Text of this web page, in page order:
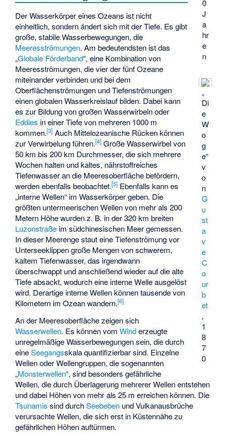
0
J
a
hr
e
n
„
Di
e
W
o
g
e“
v
o
n
G
u
st
a
v
e
C
o
ur
b
et
,
1
8
7
0
Der Wasserkörper eines Ozeans ist nicht
einheitlich, sondern ändert sich mit der Tiefe. Es gibt
große, stabile Wasserbewegungen, die
Meeresströmungen. Am bedeutendsten ist das
„Globale Förderband“, eine Kombination von
Meeresströmungen, die vier der fünf Ozeane
miteinander verbinden und bei dem
Oberflächenströmungen und Tiefenströmungen
einen globalen Wasserkreislauf bilden. Dabei kann
es zur Bildung von großen Wasserwirbeln oder
Eddies in einer Tiefe von mehreren 1000 m
kommen.[3] Auch Mittelozeanische Rücken können
zur Verwirbelung führen.[4] Große Wasserwirbel von
50 km bis 200 km Durchmesser, die sich mehrere
Wochen halten und kaltes, nährstoffreiches
Tiefenwasseran die Meeresoberfläche befördern,
werden ebenfalls beobachtet.[5] Ebenfalls kann es
„interne Wellen“ im Wasserkörper geben. Die
größten untermeerischen Wellen von mehr als 200
Metern Höhe wurden z. B. in der 320 km breiten
Luzonstraße im südchinesischen Meer gemessen.
In dieser Meerenge staut eine Tiefenströmung vor
Unterseeklippen große Mengen von schwerem,
kaltem Tiefenwasser, das irgendwann
überschwappt und anschließend wieder auf die alte
Tiefe absackt, wodurch eine interne Welle ausgelöst
wird. Derartige interne Wellen können tausende von
Kilometern im Ozean wandern.[6]
An der Meeresoberfläche zeigen sich
Wasserwellen. Es können vomWinderzeugte
unregelmäßige Wasserbewegungen sein, die durch
eineSeegangs­skala quantifizierbar sind. Einzelne
Wellen oder Wellengruppen, die sogenannten
„Monsterwellen“, sind besonders gefährliche
Wellen, die durch Überlagerung mehrerer Wellen entstehen
und dabei Höhen von mehr als 25 m erreichen können. Die
Tsunamis sind durchSeebeben und Vulkanausbrüche
verursachte Wellen, die sich erst in Küstennähe zu
gefährlichen Höhen auftürmen.